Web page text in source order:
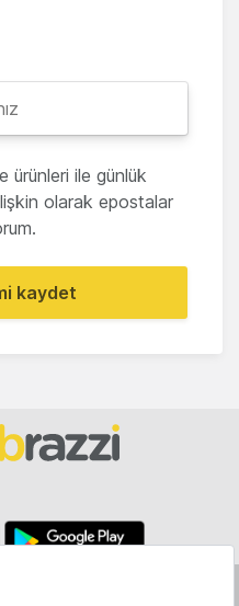
ürünleri ile günlük
olarak epostalar
kaydet